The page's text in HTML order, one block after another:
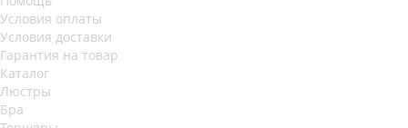
Условия оплаты
Условия доставки
Гарантия на товар
Каталог
Люстры
Бра